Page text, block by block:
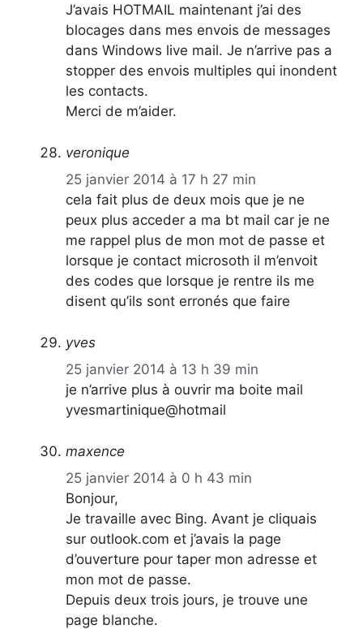
J’avais HOTMAIL maintenant j’ai des
blocages dans mes envois de messages
dans Windows live mail. Je n’arrive pas a
stopper des envois multiples qui inondent
les contacts.
Merci de m’aider.
veronique
25 janvier 2014 à 17 h 27 min
cela fait plus de deux mois que je ne
peux plus acceder a ma bt mail car je ne
me rappel plus de mon mot de passe et
lorsque je contact microsoth il m’envoit
des codes que lorsque je rentre ils me
disent qu’ils sont erronés que faire
yves
25 janvier 2014 à 13 h 39 min
je n’arrive plus à ouvrir ma boite mail
yvesmartinique@hotmail
maxence
25 janvier 2014 à 0 h 43 min
Bonjour,
Je travaille avec Bing. Avant je cliquais
sur outlook.com et j’avais la page
d’ouverture pour taper mon adresse et
mon mot de passe.
Depuis deux trois jours, je trouve une
page blanche.